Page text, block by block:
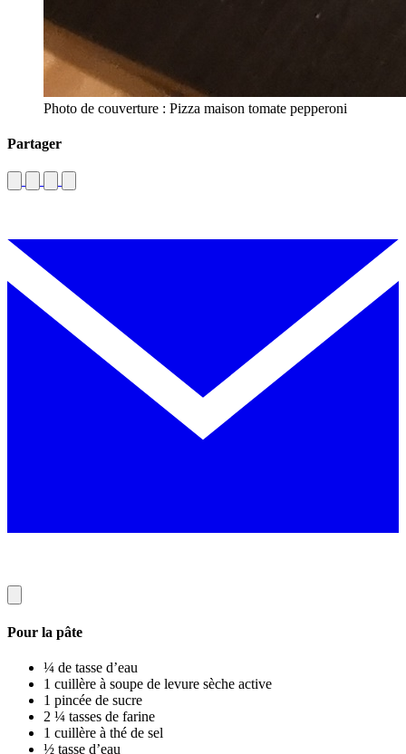
Photo de couverture : Pizza maison tomate pepperoni
Partager
Pour la pâte
¼ de tasse d’eau
1 cuillère à soupe de levure sèche active
1 pincée de sucre
2 ¼ tasses de farine
1 cuillère à thé de sel
½ tasse d’eau